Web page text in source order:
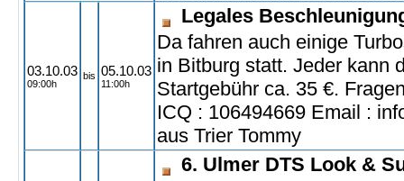
03.10.03
09:00h
bis 05.10.03
11:00h
Legales
Da fahren auch einige
in Bitburg statt. Jeder kann
Startgebühr ca. 35 €.
ICQ : 106494669 Email :
aus Trier Tommy
6. Ulmer DTS Look &